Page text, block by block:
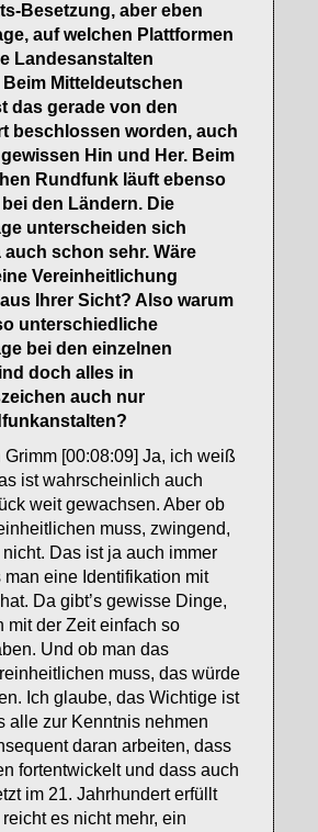
Besetzung, aber eben
auf welchen Plattformen
Landesanstalten
Mitteldeutschen
das gerade von den
beschlossen worden, auch
Hin und Her. Beim
Rundfunk läuft ebenso
den Ländern. Die
unterscheiden sich
schon sehr. Wäre
Vereinheitlichung
Ihrer Sicht? Also warum
unterschiedliche
bei den einzelnen
doch alles in
auch nur
Grimm [00:08:09] Ja, ich weiß
ist wahrscheinlich auch
weit gewachsen. Aber ob
muss, zwingend,
Das ist ja auch immer
eine Identifikation mit
Da gibt’s gewisse Dinge,
mit der Zeit einfach so
Und ob man das
muss, das würde
Ich glaube, das Wichtige ist
alle zur Kenntnis nehmen
daran arbeiten, dass
fortentwickelt und dass auch
im 21. Jahrhundert erfüllt
es nicht mehr, ein